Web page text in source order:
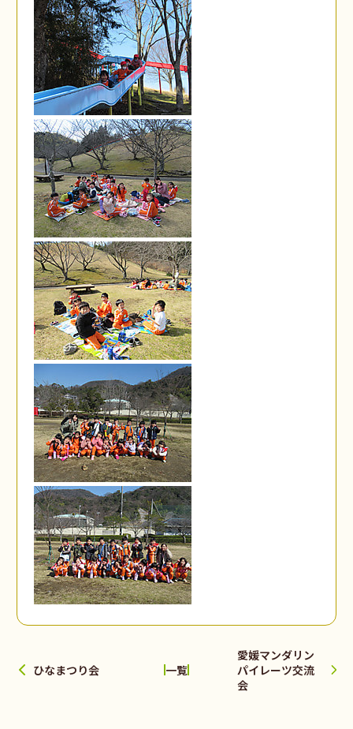
ひなまつり会 一覧
愛媛マンダリン
パイレーツ交流
会